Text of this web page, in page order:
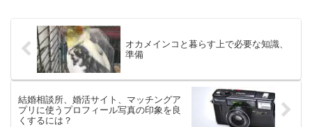
オカメインコと暮らす上で必要な知識、
準備
結婚相談所、婚活サイト、マッチングア
プリに使うプロフィール写真の印象を良
くするには？